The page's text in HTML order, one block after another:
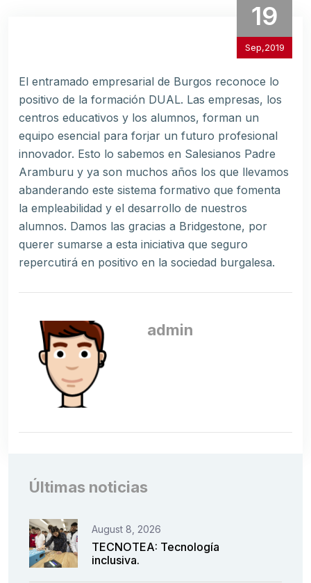
19
Sep,2019
El entramado empresarial de Burgos reconoce lo
positivo de la formación DUAL. Las empresas, los
centros educativos y los alumnos, forman un
equipo esencial para forjar un futuro profesional
innovador. Esto lo sabemos en Salesianos Padre
Aramburu y ya son muchos años los que llevamos
abanderando este sistema formativo que fomenta
la empleabilidad y el desarrollo de nuestros
alumnos. Damos las gracias a Bridgestone, por
querer sumarse a esta iniciativa que seguro
repercutirá en positivo en la sociedad burgalesa.
admin
Últimas noticias
August 8, 2026
TECNOTEA: Tecnología
inclusiva.